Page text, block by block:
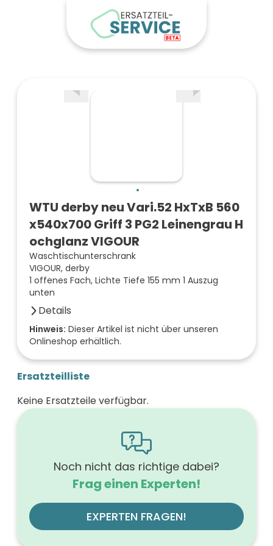
WTU derby neu Vari.52 HxTxB 560
x540x700 Griff 3 PG2 Leinengrau H
ochglanz VIGOUR
Waschtischunterschrank
VIGOUR, derby
1 offenes Fach, Lichte Tiefe 155 mm 1 Auszug
unten
Details
Anzahl der Fächer (Stück)
leinengrau
Breite (mm)
Höhe (mm)
Griffleiste
Ausführung der Beleuchtung
Werkstoff der Front
MDF-Trägerplatte mit Thermofolie
Farbe des Korpus
Hinweis: Dieser Artikel ist nicht über unseren
Onlineshop erhältlich.
Ersatzteilliste
Keine Ersatzteile verfügbar.
Noch nicht das richtige dabei?
Frag einen Experten!
EXPERTEN FRAGEN!